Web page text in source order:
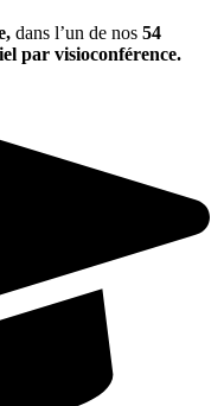
dans l’un de nos 54
par visioconférence.